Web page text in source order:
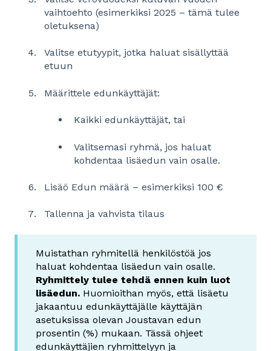
vaihtoehto (esimerkiksi 2025 – tämä tulee
oletuksena)
Valitse etutyypit, jotka haluat sisällyttää
etuun
Määrittele edunkäyttäjät:
Kaikki edunkäyttäjät, tai
Valitsemasi ryhmä, jos haluat
kohdentaa lisäedun vain osalle.
Lisäö Edun määrä – esimerkiksi 100 €
Tallenna ja vahvista tilaus
Muistathan ryhmitellä henkilöstöä jos
haluat kohdentaa lisäedun vain osalle.
Ryhmittely tulee tehdä ennen kuin luot
lisäedun. Huomioithan myös, että lisäetu
jakaantuu edunkäyttäjälle käyttäjän
asetuksissa olevan Joustavan edun
prosentin (%) mukaan. Tässä ohjeet
edunkäyttäjien ryhmittelyyn ja